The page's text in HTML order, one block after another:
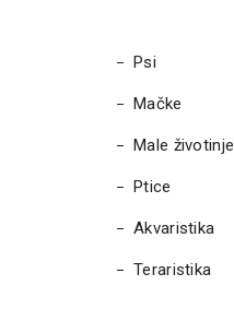
Psi
Mačke
Male životinje
Ptice
Akvaristika
Teraristika